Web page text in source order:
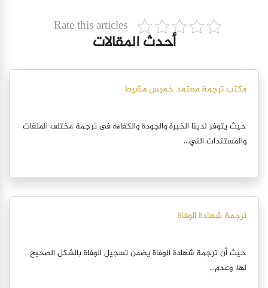
Rate this articles
أحدث المقالات
مكتب ترجمة معتمد خميس مشيط
حيث يتوفر لدينا الخبرة والجودة والكفاءة فى ترجمة مختلف الملفات
والمستندات التي...
ترجمة شهادة الوفاة
حيث أن ترجمة شهادة الوفاة يضمن تسجيل الوفاة بالشكل الصحيح
لها، وعدم...